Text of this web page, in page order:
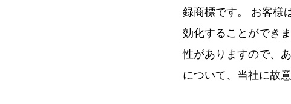
録商標です。 お客様
効化することができ
性がありますので、
について、当社に故